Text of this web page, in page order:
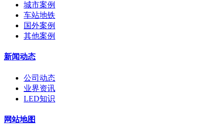
城市案例
车站地铁
国外案例
其他案例
新闻动态
公司动态
业界资讯
LED知识
网站地图